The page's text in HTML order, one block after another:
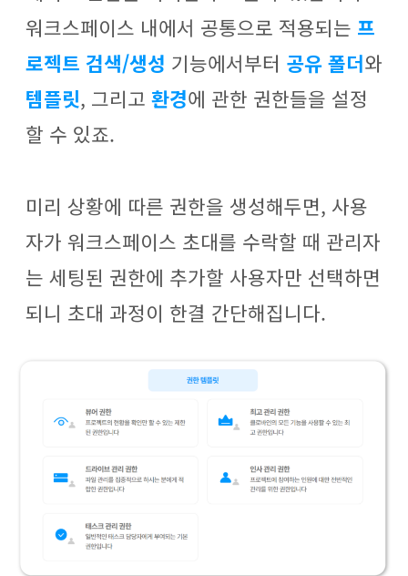
워크스페이스 내에서 공통으로 적용되는 프
로젝트 검색/생성 기능에서부터 공유 폴더와
템플릿, 그리고 환경에 관한 권한들을 설정
할 수 있죠.
미리 상황에 따른 권한을 생성해두면, 사용
자가 워크스페이스 초대를 수락할 때 관리자
는 세팅된 권한에 추가할 사용자만 선택하면
되니 초대 과정이 한결 간단해집니다.